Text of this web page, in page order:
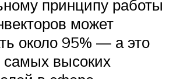
принципу работы
может
около 95% — а это
самых высоких